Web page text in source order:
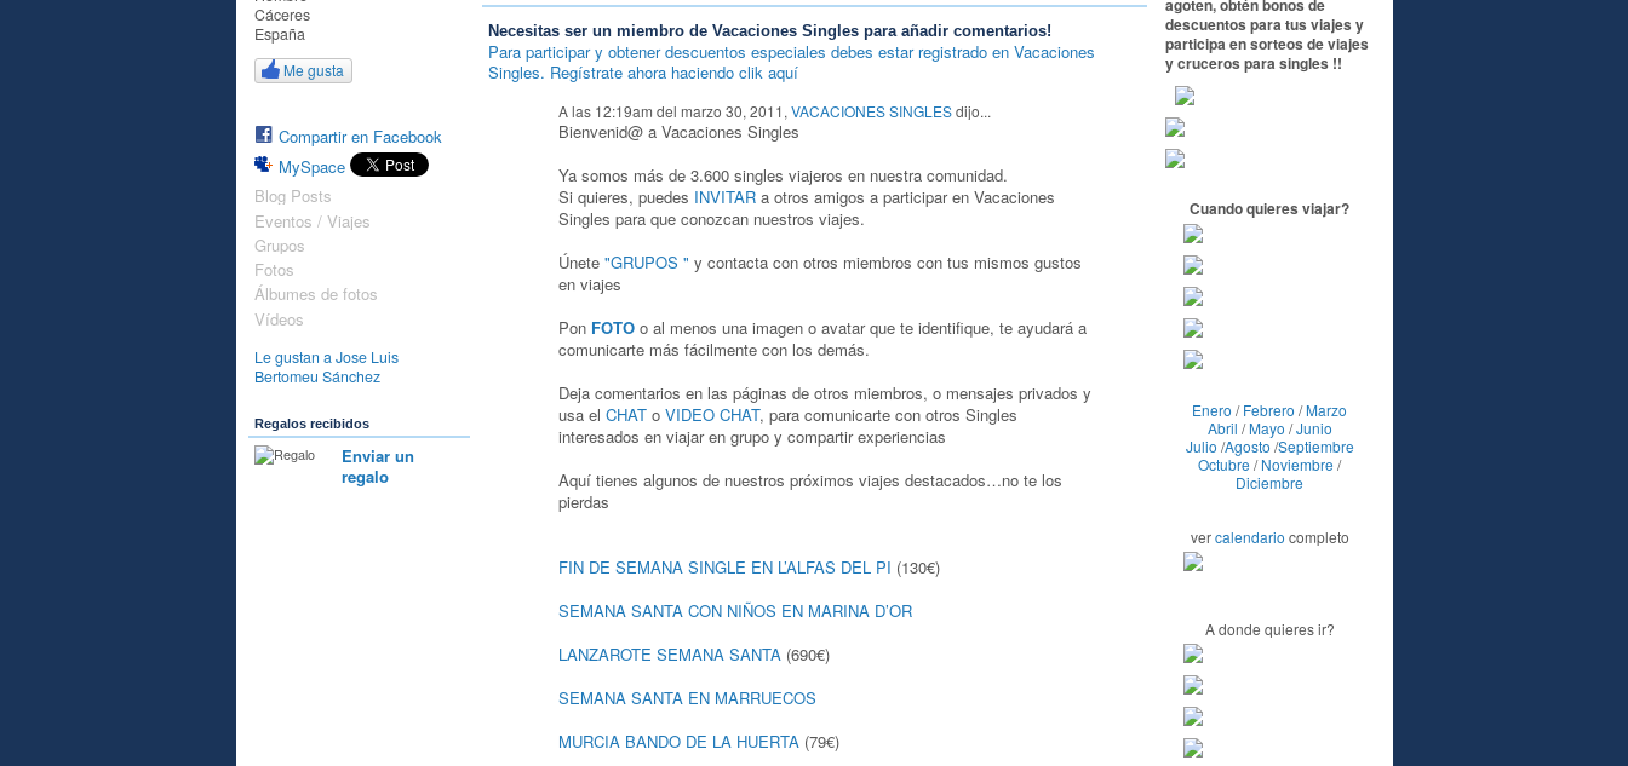
Cáceres
España
Me gusta
Compartir en Facebook
MySpace
Blog Posts
Eventos / Viajes
Grupos
Fotos
Álbumes de fotos
Vídeos
Le gustan a Jose Luis
Bertomeu Sánchez
Regalos recibidos
Enviar un
regalo
Necesitas ser un miembro de Vacaciones Singles para añadir comentarios!
Para participar y obtener descuentos especiales debes estar registrado en Vacaciones
Singles. Regístrate ahora haciendo clik aquí
A las 12:19am del marzo 30, 2011, VACACIONES SINGLESdijo...
Bienvenid@ a Vacaciones Singles
Ya somos más de 3.600 singles viajeros en nuestra comunidad.
Si quieres, puedes INVITARa otros amigos a participar en Vacaciones
Singles para que conozcan nuestros viajes.
Únete "GRUPOS " y contacta con otros miembros con tus mismos gustos
en viajes
Pon FOTOo al menos una imagen o avatar que te identifique, te ayudará a
comunicarte más fácilmente con los demás.
Deja comentarios en las páginas de otros miembros, o mensajes privados y
usa el CHATo VIDEO CHAT, para comunicarte con otros Singles
interesados en viajar en grupo y compartir experiencias
Aquí tienes algunos de nuestros próximos viajes destacados…no te los
pierdas
FIN DE SEMANA SINGLE EN L’ALFAS DEL PI (130€)
SEMANA SANTA CON NIÑOS EN MARINA D’OR
LANZAROTE SEMANA SANTA(690€)
SEMANA SANTA EN MARRUECOS
MURCIA BANDO DE LA HUERTA(79€)
agoten, obtén bonos de
descuentos para tus viajes y
participa en sorteos de viajes
y cruceros para singles !!
Cuando quieres viajar?
Enero /Febrero /Marzo
Abril /Mayo /Junio
Julio /Agosto /Septiembre
Octubre /Noviembre /
Diciembre
vercalendario completo
A donde quieres ir?